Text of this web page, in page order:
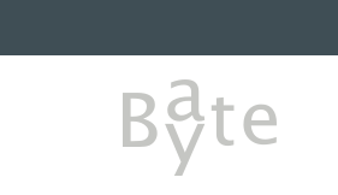
Ir para a navegação
Ir para a busca
BATE
BYTE